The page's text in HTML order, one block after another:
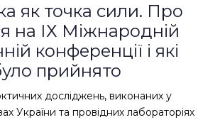
як точка сили. Про
на ІХ Міжнародній
конференції і які
прийнято
досліджень, виконаних у
України та провідних лабораторіях